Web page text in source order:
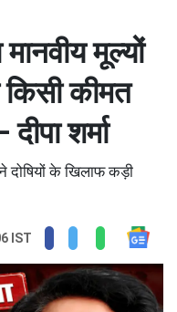
मानवीय मूल्यों